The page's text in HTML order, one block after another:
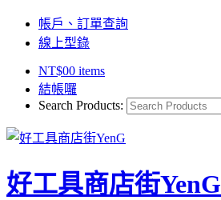
帳戶、訂單查詢
線上型錄
NT$00 items
結帳囉
Search Products:
好工具商店街YenG